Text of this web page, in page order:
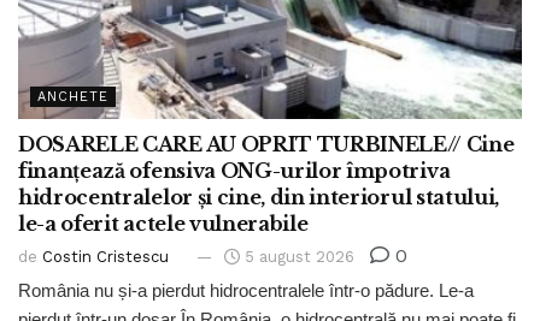
ANCHETE
DOSARELE CARE AU OPRIT TURBINELE// Cine
finanțează ofensiva ONG-urilor împotriva
hidrocentralelor și cine, din interiorul statului,
le-a oferit actele vulnerabile
de Costin Cristescu 5 august 2026 0
România nu și-a pierdut hidrocentralele într-o pădure. Le-a